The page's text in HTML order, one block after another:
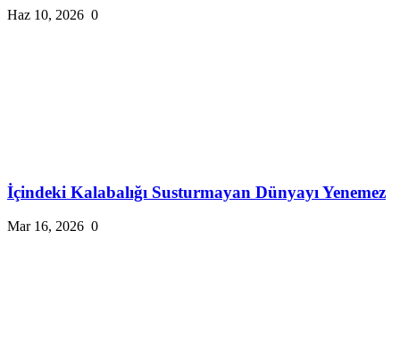
Haz 10, 2026 0
İçindeki Kalabalığı Susturmayan Dünyayı Yenemez
Mar 16, 2026 0